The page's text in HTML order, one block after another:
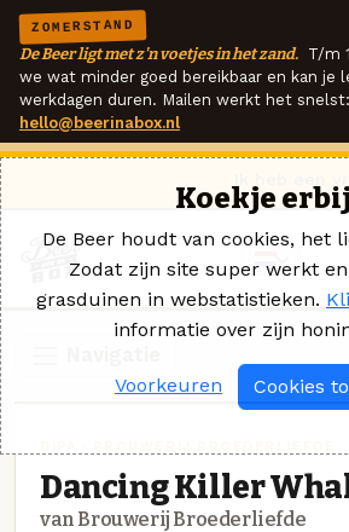
ZOMERSTAND
De Beer ligt met z'n voetjes in het zand. T/m
we wat minder goed bereikbaar en kan je
werkdagen duren. Mailen werkt het snelst:
hello@beerinabox.nl
Dancing Killer
van Brouwerij Broederliefde
Koekje
De Beer houdt van cookies, het
Zodat zijn site super werkt
grasduinen in webstatistieken.
informatie over zijn
Voorkeuren Cookies